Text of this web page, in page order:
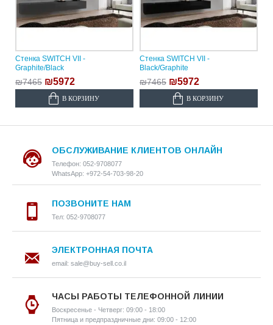
Стенка SWITCH VII -
Graphite/Black
₪7465 ₪5972
В КОРЗИНУ
Стенка SWITCH VII -
Black/Graphite
₪7465 ₪5972
В КОРЗИНУ
ОБСЛУЖИВАНИЕ КЛИЕНТОВ ОНЛАЙН
Телефон: 052-9708077
WhatsApp: +972-54-703-98-20
ПОЗВОНИТЕ НАМ
Тел: 052-9708077
ЭЛЕКТРОННАЯ ПОЧТА
email: sale@buy-sell.co.il
ЧАСЫ РАБОТЫ ТЕЛЕФОННОЙ ЛИНИИ
Воскресенье - Четверг: 09:00 - 18:00
Пятница и предпраздничные дни: 09:00 - 12:00